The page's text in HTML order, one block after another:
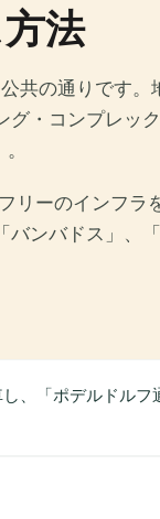
法
共の通りです
・コンプレッ
ーのインフラ
ンバドス」、
、「ポデルドルフ